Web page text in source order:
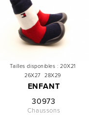
Tailles disponibles : 20X21
26X27 28X29
ENFANT
30973
Chaussons